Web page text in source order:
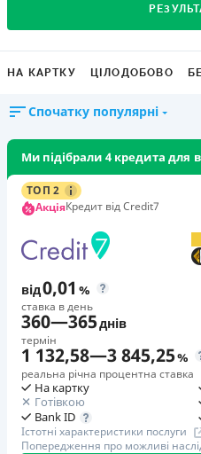
НА КАРТКУ ЦІЛОДОБОВО
Спочатку популярні
Ми підібрали 4 кредита для
ТОП 2
АкціяКредит від Credit7
від0,01 %
ставка в день
360—365днів
термін
1 132,58—3 845,25%
реальна річна процентна ставка
На картку
Готівкою
Bank ID
Істотні характеристики послуги
Попередження про можливі